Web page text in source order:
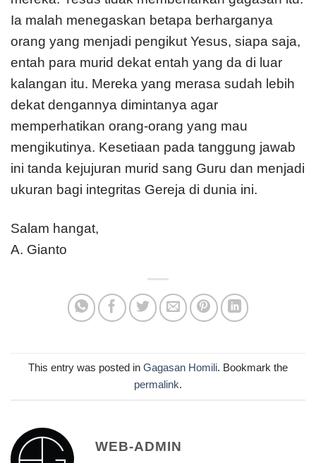
Ia malah menegaskan betapa berharganya
orang yang menjadi pengikut Yesus, siapa saja,
entah para murid dekat entah yang da di luar
kalangan itu. Mereka yang merasa sudah lebih
dekat dengannya dimintanya agar
memperhatikan orang-orang yang mau
mengikutinya. Kesetiaan pada tanggung jawab
ini tanda kejujuran murid sang Guru dan menjadi
ukuran bagi integritas Gereja di dunia ini.
Salam hangat,
A. Gianto
This entry was posted in Gagasan Homili. Bookmark the
permalink.
WEB-ADMIN